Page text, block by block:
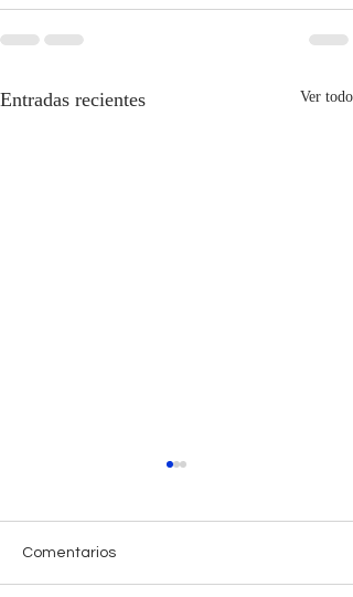
Entradas recientes Ver todo
Comentarios